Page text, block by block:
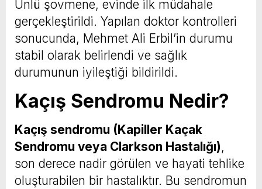
Ünlü şovmene, evinde ilk müdahale
gerçekleştirildi. Yapılan doktor kontrolleri
sonucunda, Mehmet Ali Erbil’in durumu
stabil olarak belirlendi ve sağlık
durumunun iyileştiği bildirildi.
Kaçış Sendromu Nedir?
Kaçış sendromu (Kapiller Kaçak
Sendromu veya Clarkson Hastalığı),
son derece nadir görülen ve hayati tehlike
oluşturabilen bir hastalıktır. Bu sendromun